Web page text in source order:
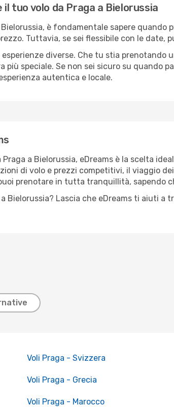
tuo volo da Praga a Bielorussia
è fondamentale sapere quando
Tuttavia, se sei flessibile con le
diverse. Che tu stia prenotando
più speciale. Se non sei sicuro su quando
autentica e locale.
a Bielorussia, eDreams è la scelta
di volo e prezzi competitivi, il viaggio
prenotare in tutta tranquillità, sapendo
Bielorussia? Lascia che eDreams ti aiuti
Voli Praga - Svizzera
Voli Praga - Grecia
Voli Praga - Marocco